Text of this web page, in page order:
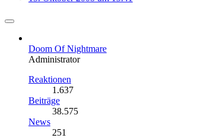
Doom Of Nightmare
Administrator
Reaktionen
1.637
Beiträge
38.575
News
251